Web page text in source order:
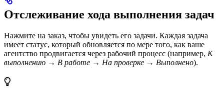
Отслеживание хода выполнения задач
Нажмите на заказ, чтобы увидеть его задачи. Каждая задача
имеет статус, который обновляется по мере того, как ваше
агентство продвигается через рабочий процесс (например, К
выполнению → В работе → На проверке → Выполнено).